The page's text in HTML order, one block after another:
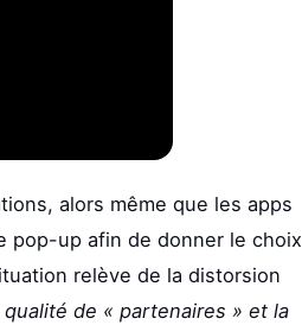
alors même que les apps
pop-up afin de donner le choix
relève de la distorsion
de « partenaires » et la